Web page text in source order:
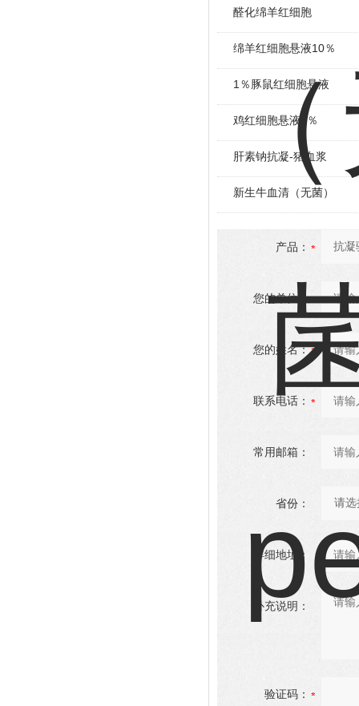
醛化绵羊红细胞
绵羊红细胞悬液10％
1％豚鼠红细胞悬液
鸡红细胞悬液1％
肝素钠抗凝-猪血浆
新生牛血清（无菌）
产品：
您的单位：
您的姓名：
联系电话：
常用邮箱：
省份：
详细地址：
补充说明：
验证码：